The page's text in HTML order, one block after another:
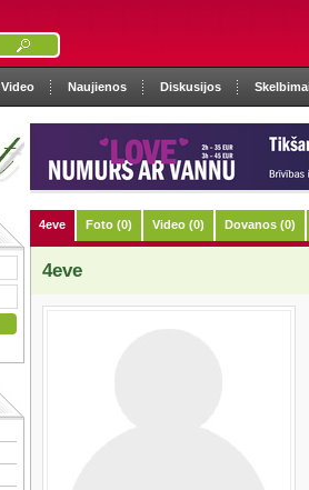
Video Naujienos Diskusijos
4eve Foto (0) Video (0) Dovanos (0)
4eve